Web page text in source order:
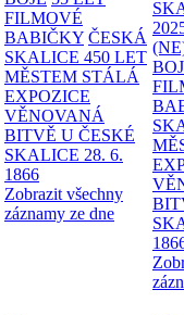
FILMOVÉ
BABIČKY ČESKÁ
SKALICE 450 LET
MĚSTEM STÁLÁ
EXPOZICE
VĚNOVANÁ
BITVĚ U ČESKÉ
SKALICE 28. 6.
1866
Zobrazit všechny
záznamy ze dne